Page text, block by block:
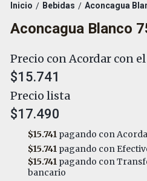
Inicio / Bebidas / Aconcagua
Aconcagua Blanco
Precio con Acordar con
$15.741
Precio lista
$17.490
$15.741pagando con
$15.741pagando con
$15.741pagando con
bancario